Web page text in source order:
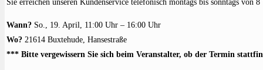
Sie erreichen unseren Kundenservice telefonisch montags bis sonntags von
Wann? So., 19. April, 11:00 Uhr – 16:00 Uhr
Wo? 21614 Buxtehude, Hansestraße
*** Bitte vergewissern Sie sich beim Veranstalter, ob der Termin